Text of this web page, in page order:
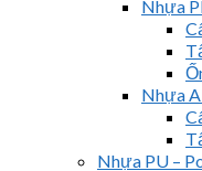
Nhựa
Nhựa
Nhựa PU –